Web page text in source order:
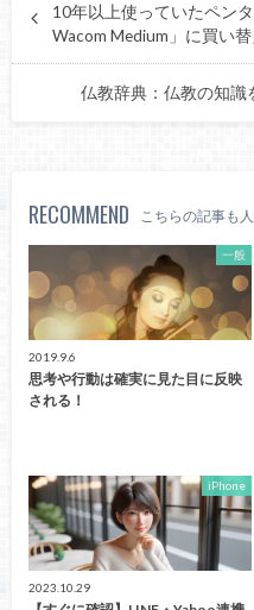
10年以上使っていたペン
Wacom Medium」に買い替
仏教辞典：仏教の知識
RECOMMEND こちらの記事も人
一般
2019.9.6
思考や行動は確実に見た目に反映
される！
iPhone
2023.10.29